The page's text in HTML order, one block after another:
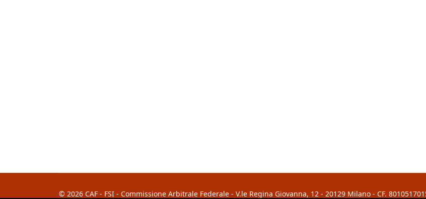
© 2026 CAF - FSI - Commissione Arbitrale Federale - V.le Regina Giovanna, 12 - 20129 Milano - CF.